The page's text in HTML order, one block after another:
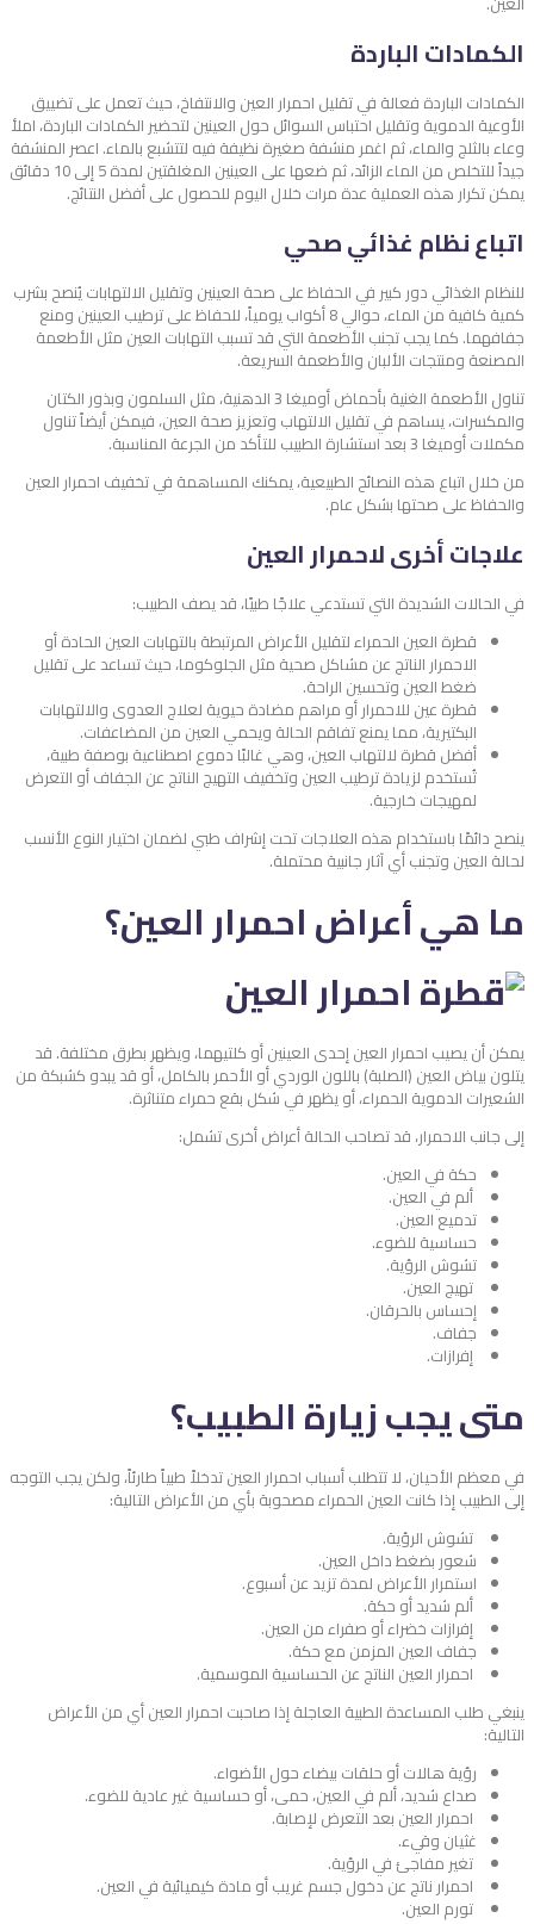
الكمادات الباردة
الكمادات الباردة فعالة في تقليل احمرار العين والانتفاخ، حيث تعمل على تضييق
الأوعية الدموية وتقليل احتباس السوائل حول العينين لتحضير الكمادات الباردة، املأ
وعاء بالثلج والماء، ثم اغمر منشفة صغيرة نظيفة فيه لتتشبع بالماء. اعصر المنشفة
جيداً للتخلص من الماء الزائد، ثم ضعها على العينين المغلقتين لمدة 5 إلى 10 دقائق
يمكن تكرار هذه العملية عدة مرات خلال اليوم للحصول على أفضل النتائج.
اتباع نظام غذائي صحي
للنظام الغذائي دور كبير في الحفاظ على صحة العينين وتقليل الالتهابات يُنصح بشرب
كمية كافية من الماء، حوالي 8 أكواب يومياً، للحفاظ على ترطيب العينين ومنع
جفافهما. كما يجب تجنب الأطعمة التي قد تسبب التهابات العين مثل الأطعمة
المصنعة ومنتجات الألبان والأطعمة السريعة.
تناول الأطعمة الغنية بأحماض أوميغا 3 الدهنية، مثل السلمون وبذور الكتان
والمكسرات، يساهم في تقليل الالتهاب وتعزيز صحة العين، فيمكن أيضاً تناول
مكملات أوميغا 3 بعد استشارة الطبيب للتأكد من الجرعة المناسبة.
من خلال اتباع هذه النصائح الطبيعية، يمكنك المساهمة في تخفيف احمرار العين
والحفاظ على صحتها بشكل عام.
علاجات أخرى لاحمرار العين
في الحالات الشديدة التي تستدعي علاجًا طبيًا، قد يصف الطبيب:
قطرة العين الحمراء لتقليل الأعراض المرتبطة بالتهابات العين الحادة أو
الاحمرار الناتج عن مشاكل صحية مثل الجلوكوما، حيث تساعد على تقليل
ضغط العين وتحسين الراحة.
قطرة عين للاحمرار أو مراهم مضادة حيوية لعلاج العدوى والالتهابات
البكتيرية، مما يمنع تفاقم الحالة ويحمي العين من المضاعفات.
أفضل قطرة لالتهاب العين، وهي غالبًا دموع اصطناعية بوصفة طبية،
تُستخدم لزيادة ترطيب العين وتخفيف التهيج الناتج عن الجفاف أو التعرض
لمهيجات خارجية.
ينصح دائمًا باستخدام هذه العلاجات تحت إشراف طبي لضمان اختيار النوع الأنسب
لحالة العين وتجنب أي آثار جانبية محتملة.
ما هي أعراض احمرار العين؟
يمكن أن يصيب احمرار العين إحدى العينين أو كلتيهما، ويظهر بطرق مختلفة. قد
يتلون بياض العين (الصلبة) باللون الوردي أو الأحمر بالكامل، أو قد يبدو كشبكة من
الشعيرات الدموية الحمراء، أو يظهر في شكل بقع حمراء متناثرة.
إلى جانب الاحمرار، قد تصاحب الحالة أعراض أخرى تشمل:
حكة في العين.
ألم في العين.
تدميع العين.
حساسية للضوء.
تشوش الرؤية.
تهيج العين.
إحساس بالحرقان.
جفاف.
إفرازات.
متى يجب زيارة الطبيب؟
في معظم الأحيان، لا تتطلب أسباب احمرار العين تدخلاً طبياً طارئاً، ولكن يجب التوجه
إلى الطبيب إذا كانت العين الحمراء مصحوبة بأي من الأعراض التالية:
تشوش الرؤية.
شعور بضغط داخل العين.
استمرار الأعراض لمدة تزيد عن أسبوع.
ألم شديد أو حكة.
إفرازات خضراء أو صفراء من العين.
جفاف العين المزمن مع حكة.
احمرار العين الناتج عن الحساسية الموسمية.
ينبغي طلب المساعدة الطبية العاجلة إذا صاحبت احمرار العين أي من الأعراض
التالية:
رؤية هالات أو حلقات بيضاء حول الأضواء.
صداع شديد، ألم في العين، حمى، أو حساسية غير عادية للضوء.
احمرار العين بعد التعرض لإصابة.
غثيان وقيء.
تغير مفاجئ في الرؤية.
احمرار ناتج عن دخول جسم غريب أو مادة كيميائية في العين.
تورم العين.